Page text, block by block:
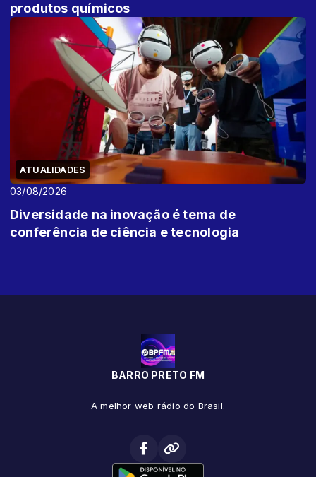
produtos químicos
ATUALIDADES
03/08/2026
Diversidade na inovação é tema de
conferência de ciência e tecnologia
BARRO PRETO FM
A melhor web rádio do Brasil.